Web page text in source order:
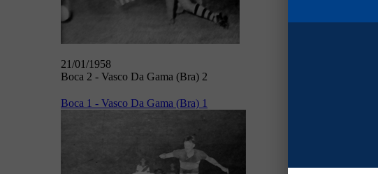
21/01/1958
Boca 2 - Vasco Da Gama (Bra) 2
Boca 1 - Vasco Da Gama (Bra) 1